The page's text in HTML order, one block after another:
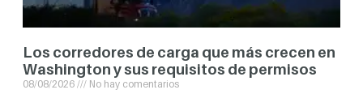
Los corredores de carga que más crecen en
Washington y sus requisitos de permisos
08/08/2026 No hay comentarios